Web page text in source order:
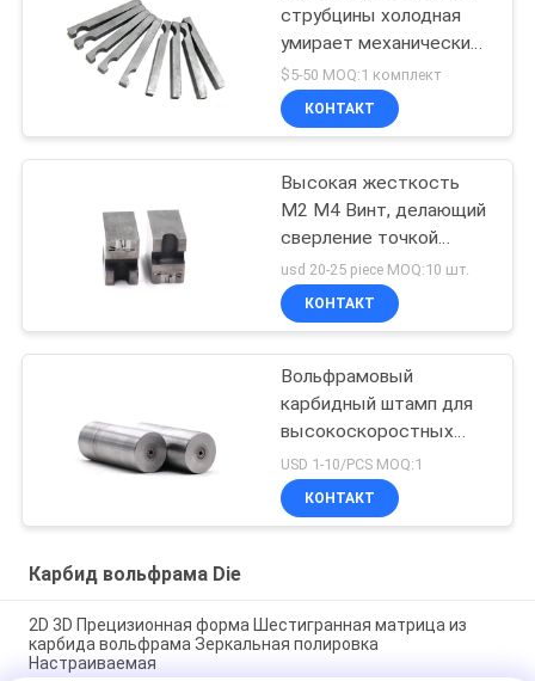
струбцины холодная
умирает механические
инструменты пальца
передачи
$5-50 MOQ:1 комплект
КОНТАКТ
Высокая жесткость
M2 M4 Винт, делающий
сверление точкой
гибели износостойкой
usd 20-25 piece MOQ:10 шт.
КОНТАКТ
Вольфрамовый
карбидный штамп для
высокоскоростных
стальных винтов
USD 1-10/PCS MOQ:1
КОНТАКТ
Карбид вольфрама Die
2D 3D Прецизионная форма Шестигранная матрица из
карбида вольфрама Зеркальная полировка
Настраиваемая